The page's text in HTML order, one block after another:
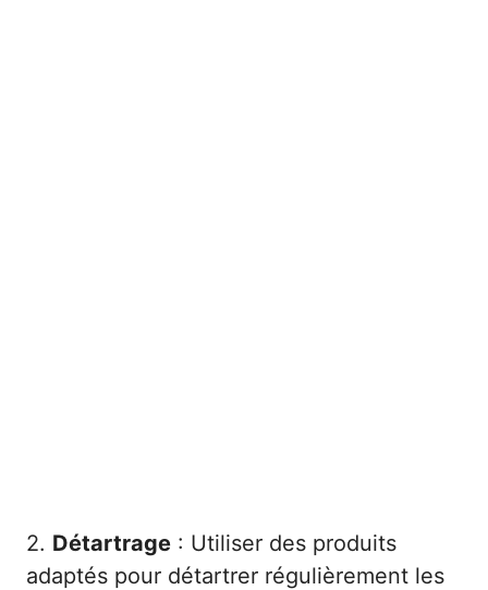
2. Détartrage : Utiliser des produits
adaptés pour détartrer régulièrement les